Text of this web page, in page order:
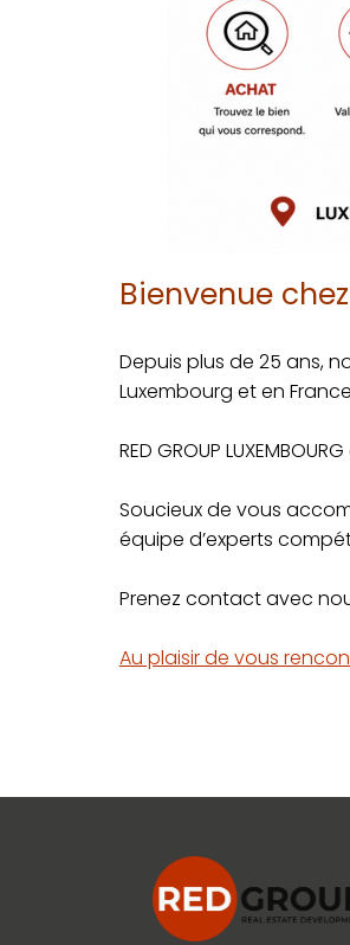
Bienvenue chez
Depuis plus de 25 ans,
Luxembourg et en
RED GROUP
Soucieux de vous
équipe d’experts
Prenez contact avec
Au plaisir de vous